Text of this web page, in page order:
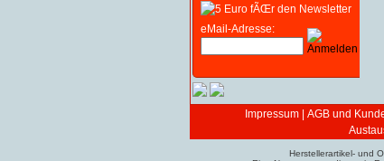
eMail-Adresse:
Impressum AGB und
Herstellerartikel- und